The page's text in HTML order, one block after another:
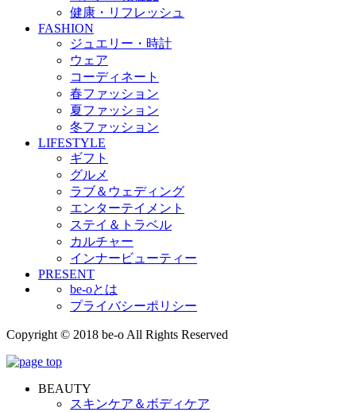
健康・リフレッシュ
FASHION
ジュエリー・時計
ウェア
コーディネート
春ファッション
夏ファッション
冬ファッション
LIFESTYLE
ギフト
グルメ
ラブ＆ウェディング
エンターテイメント
ステイ＆トラベル
カルチャー
インナービューティー
PRESENT
be-oとは
プライバシーポリシー
Copyright © 2018 be-o All Rights Reserved
BEAUTY
スキンケア＆ボディケア